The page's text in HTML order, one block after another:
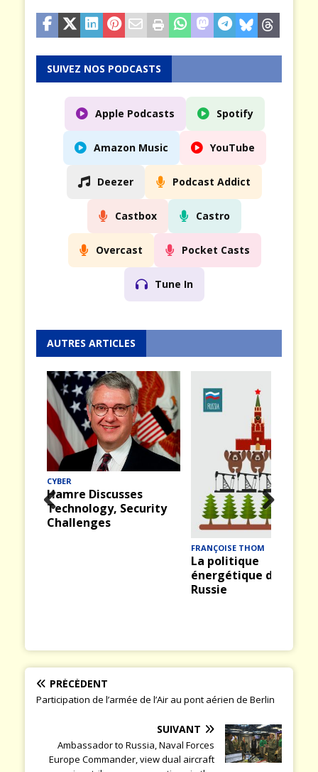
SUIVEZ NOS PODCASTS
Apple Podcasts Spotify
Amazon Music YouTube
Deezer Podcast Addict
Castbox Castro
Overcast Pocket Casts
Tune In
AUTRES ARTICLES
CYBER
Hamre Discusses
Technology, Security
Challenges
FRANÇOISE THOM
La politique
énergétique de la
Russie
Prev
Nex
PRÉCÉDENT
Participation de l’armée de l’Air au pont aérien de Berlin
SUIVANT
Ambassador to Russia, Naval Forces
Europe Commander, view dual aircraft